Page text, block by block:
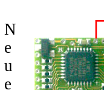
N
e
u
e